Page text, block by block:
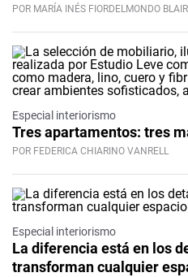
POR MARÍA INÉS FIORDELMONDO
Especial interiorismo
Tres apartamentos: tres
POR FEDERICA CHIARINO VANRELL
Especial interiorismo
La diferencia está en los
transforman cualquier